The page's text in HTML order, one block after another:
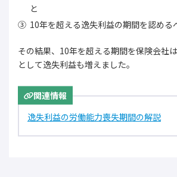
と
10年を超える逸失利益の期間を認める
その結果、10年を超える期間を保険会社
として逸失利益も増えました。
関連情報
逸失利益の労働能力喪失期間の解説